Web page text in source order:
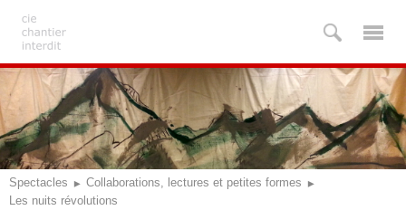
Spectacles
Collaborations, lectures et petites formes
Les nuits révolutions